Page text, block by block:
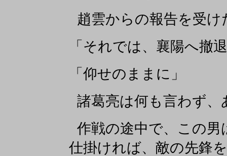
趙雲からの報告を受
「それでは、襄陽へ撤
「仰せのままに」
諸葛亮は何も言わず
作戦の途中で、この
仕掛ければ、敵の先鋒